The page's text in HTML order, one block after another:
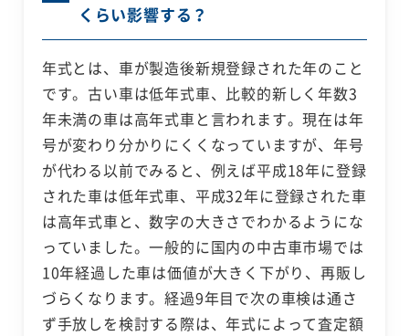
くらい影響する？
年式とは、車が製造後新規登録された年のこと
です。古い車は低年式車、比較的新しく年数3
年未満の車は高年式車と言われます。現在は年
号が変わり分かりにくくなっていますが、年号
が代わる以前でみると、例えば平成18年に登録
された車は低年式車、平成32年に登録された車
は高年式車と、数字の大きさでわかるようにな
っていました。一般的に国内の中古車市場では
10年経過した車は価値が大きく下がり、再販し
づらくなります。経過9年目で次の車検は通さ
ず手放しを検討する際は、年式によって査定額